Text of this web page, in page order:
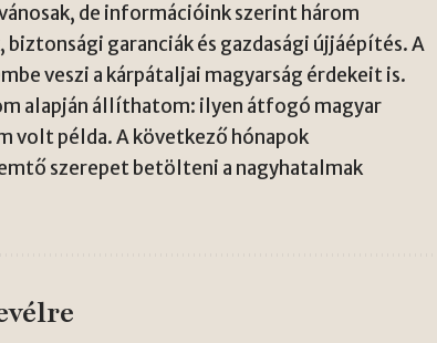
de információink szerint három
garanciák és gazdasági újjáépítés. A
veszi a kárpátaljai magyarság érdekeit is.
alapján állíthatom: ilyen átfogó magyar
volt példa. A következő hónapok
szerepet betölteni a nagyhatalmak